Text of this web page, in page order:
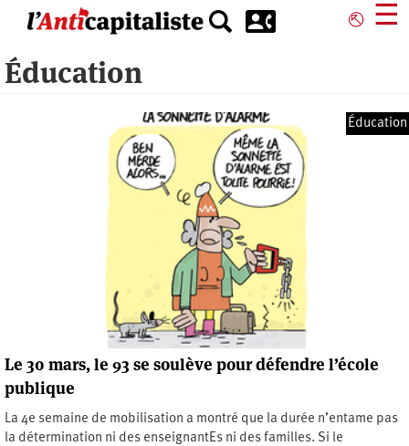
principal
⎋ ☰
Éducation
Éducation
Le 30 mars, le 93 se soulève pour défendre l’école
publique
La 4e semaine de mobilisation a montré que la durée n’entame pas
la détermination ni des enseignantEs ni des familles. Si le